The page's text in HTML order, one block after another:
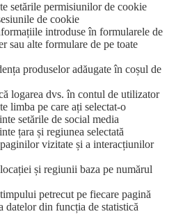
setările permisiunilor de cookie
de cookie
introduse în formularele de
sau alte formulare de pe toate
produselor adăugate în coșul de
logarea dvs. în contul de utilizator
limba pe care ați selectat-o
setările de social media
țara și regiunea selectată
vizitate și a interacțiunilor
și regiunii baza pe numărul
petrecut pe fiecare pagină
datelor din funcția de statistică